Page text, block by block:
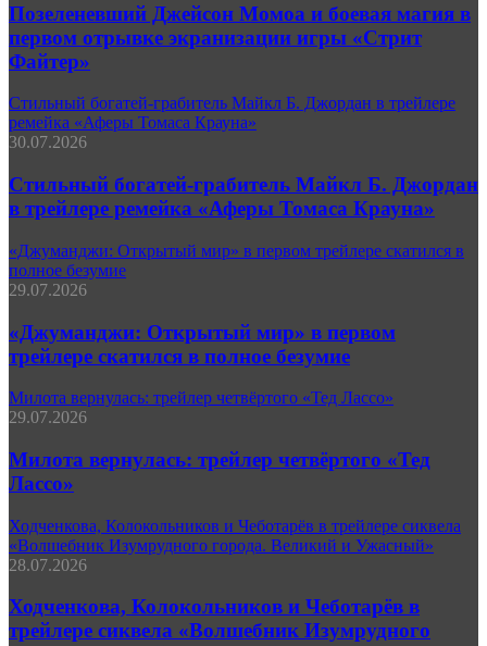
Позеленевший Джейсон Момоа и боевая магия в
первом отрывке экранизации игры «Стрит
Файтер»
Стильный богатей-грабитель Майкл Б. Джордан в трейлере
ремейка «Аферы Томаса Крауна»
30.07.2026
Стильный богатей-грабитель Майкл Б. Джордан
в трейлере ремейка «Аферы Томаса Крауна»
«Джуманджи: Открытый мир» в первом трейлере скатился в
полное безумие
29.07.2026
«Джуманджи: Открытый мир» в первом
трейлере скатился в полное безумие
Милота вернулась: трейлер четвёртого «Тед Лассо»
29.07.2026
Милота вернулась: трейлер четвёртого «Тед
Лассо»
Ходченкова, Колокольников и Чеботарёв в трейлере сиквела
«Волшебник Изумрудного города. Великий и Ужасный»
28.07.2026
Ходченкова, Колокольников и Чеботарёв в
трейлере сиквела «Волшебник Изумрудного